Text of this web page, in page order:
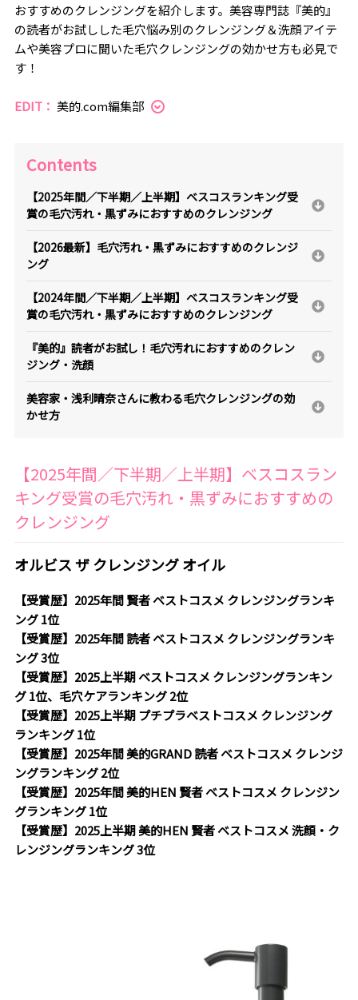
おすすめのクレンジングを紹介します。美容専門誌『美的』
の読者がお試しした毛穴悩み別のクレンジング＆洗顔アイテ
ムや美容プロに聞いた毛穴クレンジングの効かせ方も必見で
す！
EDIT： 美的.com編集部
Contents
【2025年間／下半期／上半期】ベスコスランキング受
賞の毛穴汚れ・黒ずみにおすすめのクレンジング
【2026最新】毛穴汚れ・黒ずみにおすすめのクレンジ
ング
【2024年間／下半期／上半期】ベスコスランキング受
賞の毛穴汚れ・黒ずみにおすすめのクレンジング
『美的』読者がお試し！毛穴汚れにおすすめのクレン
ジング・洗顔
美容家・浅利晴奈さんに教わる毛穴クレンジングの効
かせ方
【2025年間／下半期／上半期】ベスコスラン
キング受賞の毛穴汚れ・黒ずみにおすすめの
クレンジング
オルビス ザ クレンジング オイル
【受賞歴】2025年間 賢者 ベストコスメ クレンジングランキ
ング 1位
【受賞歴】2025年間 読者 ベストコスメ クレンジングランキ
ング 3位
【受賞歴】2025上半期 ベストコスメ クレンジングランキン
グ 1位、毛穴ケアランキング 2位
【受賞歴】2025上半期 プチプラベストコスメ クレンジング
ランキング 1位
【受賞歴】2025年間 美的GRAND 読者 ベストコスメ クレンジ
ングランキング 2位
【受賞歴】2025年間 美的HEN 賢者 ベストコスメ クレンジン
グランキング 1位
【受賞歴】2025上半期 美的HEN 賢者 ベストコスメ 洗顔・ク
レンジングランキング 3位